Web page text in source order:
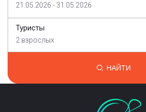
21.05.2026 - 31.05.2026
Туристы
2 взрослых
НАЙТИ